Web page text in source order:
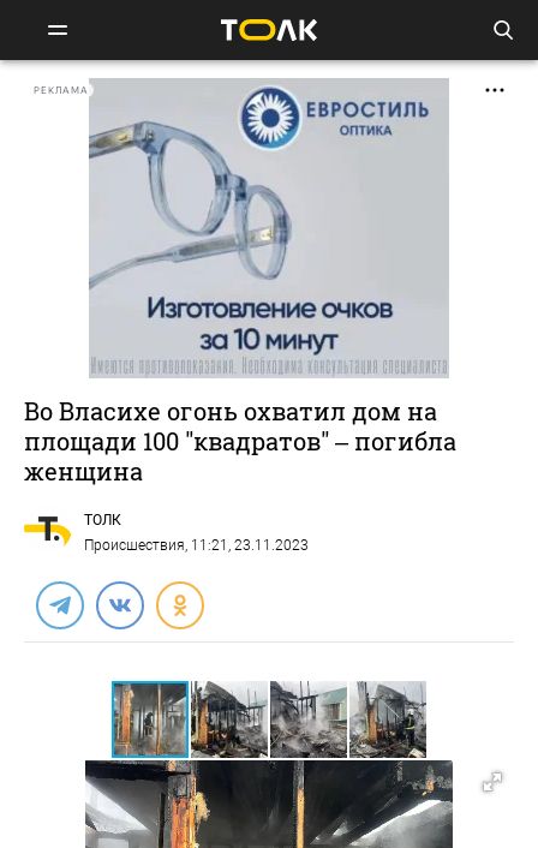
РЕКЛАМА
Во Власихе огонь охватил дом на
площади 100 "квадратов" – погибла
женщина
ТОЛК
Происшествия, 11:21, 23.11.2023